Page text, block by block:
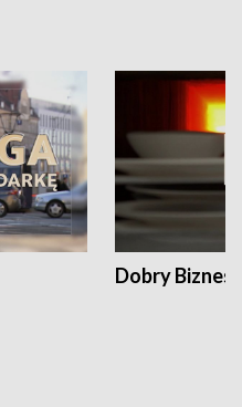
Dobry Biznes